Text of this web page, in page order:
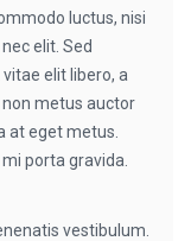
luctus, nisi
elit. Sed
elit libero, a
metus auctor
at eget metus.
porta gravida.
vestibulum.